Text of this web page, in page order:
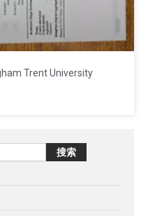
Trent University
搜索